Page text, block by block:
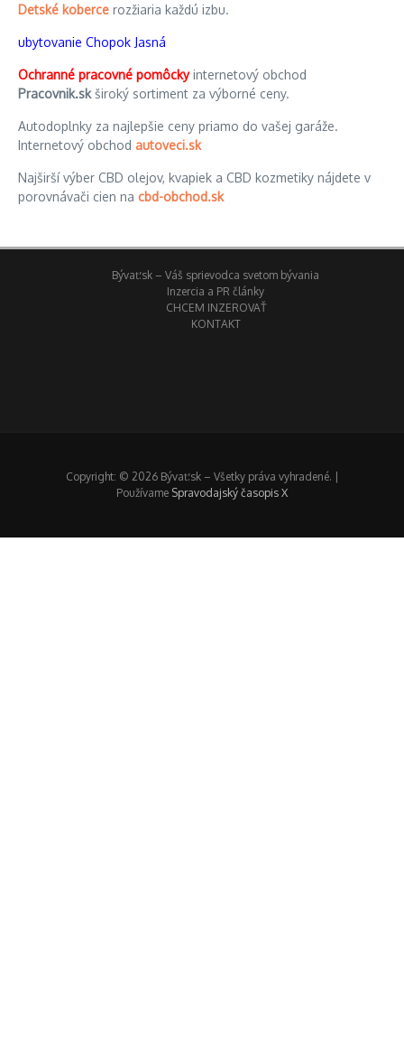
Detské koberce rozžiaria každú izbu.
ubytovanie Chopok Jasná
Ochranné pracovné pomôckyinternetový obchod
Pracovnik.skširoký sortiment za výborné ceny.
Autodoplnky za najlepšie ceny priamo do vašej garáže.
Internetový obchod autoveci.sk
Najširší výber CBD olejov, kvapiek a CBD kozmetiky nájdete v
porovnávači cien na cbd-obchod.sk
Bývať.sk – Váš sprievodca svetom bývania
Inzercia a PR články
CHCEM INZEROVAŤ
KONTAKT
Copyright: © 2026 Bývať.sk – Všetky práva vyhradené. |
Používame Spravodajský časopis X